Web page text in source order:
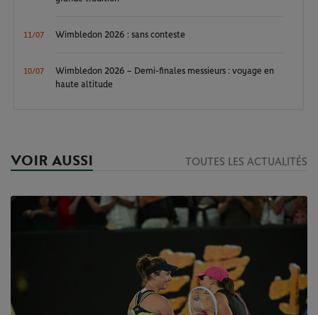
11/07 Wimbledon 2026 : sans conteste
10/07
Wimbledon 2026 – Demi-finales messieurs : voyage en
haute altitude
VOIR AUSSI TOUTES LES ACTUALITÉS